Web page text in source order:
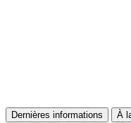
Dernières informations À